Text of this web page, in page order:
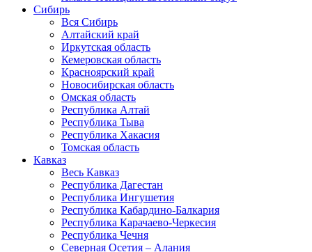
Сибирь
Вся Сибирь
Алтайский край
Иркутская область
Кемеровская область
Красноярский край
Новосибирская область
Омская область
Республика Алтай
Республика Тыва
Республика Хакасия
Томская область
Кавказ
Весь Кавказ
Республика Дагестан
Республика Ингушетия
Республика Кабардино-Балкария
Республика Карачаево-Черкесия
Республика Чечня
Северная Осетия – Алания